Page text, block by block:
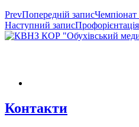
PrevПопередній запис
Наступний запис
Контакти